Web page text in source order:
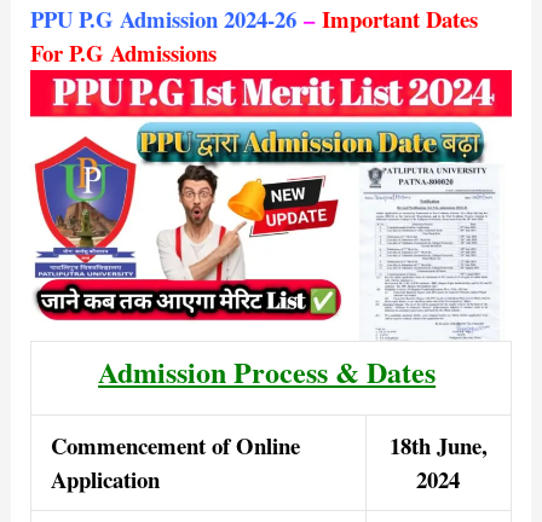
PPU P.G Admission 2024-26 – Important Dates
For P.G Admissions
Admission Process & Dates
Commencement of Online
Application
18th June,
2024